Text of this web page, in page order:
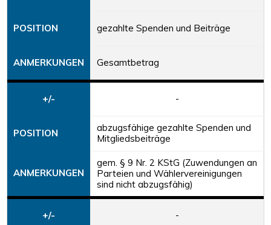
POSITION gezahlte Spenden und Beiträge
ANMERKUNGEN Gesamtbetrag
+/- -
POSITION
abzugsfähige gezahlte Spenden und
Mitgliedsbeiträge
ANMERKUNGEN
gem. § 9 Nr. 2 KStG (Zuwendungen an
Parteien und Wählervereinigungen
sind nicht abzugsfähig)
+/- -